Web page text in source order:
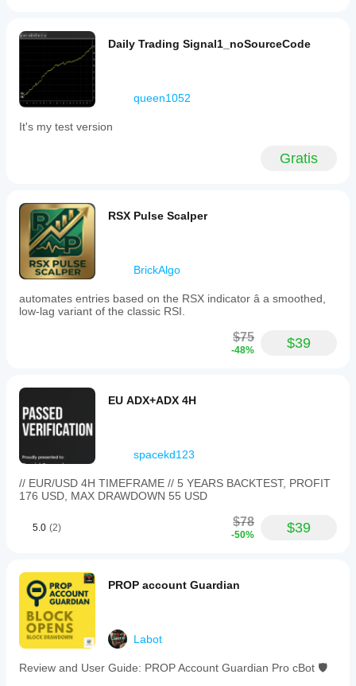
Daily Trading Signal1_noSourceCode
queen1052
It's my test version
Gratis
RSX Pulse Scalper
BrickAlgo
automates entries based on the RSX indicator â a smoothed,
low-lag variant of the classic RSI.
$75
-48% $39
EU ADX+ADX 4H
spacekd123
// EUR/USD 4H TIMEFRAME // 5 YEARS BACKTEST, PROFIT
176 USD, MAX DRAWDOWN 55 USD
5.0 (2) $78
-50% $39
PROP account Guardian
Labot
Review and User Guide: PROP Account Guardian Pro cBot 🛡️